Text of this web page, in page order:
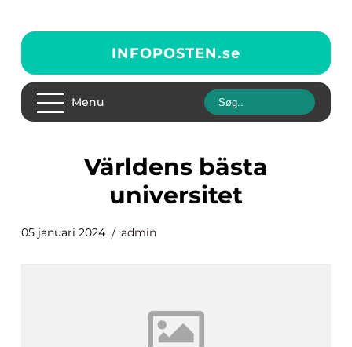
INFOPOSTEN.se
Menu
världens bästa
universitet
05 januari 2024 admin